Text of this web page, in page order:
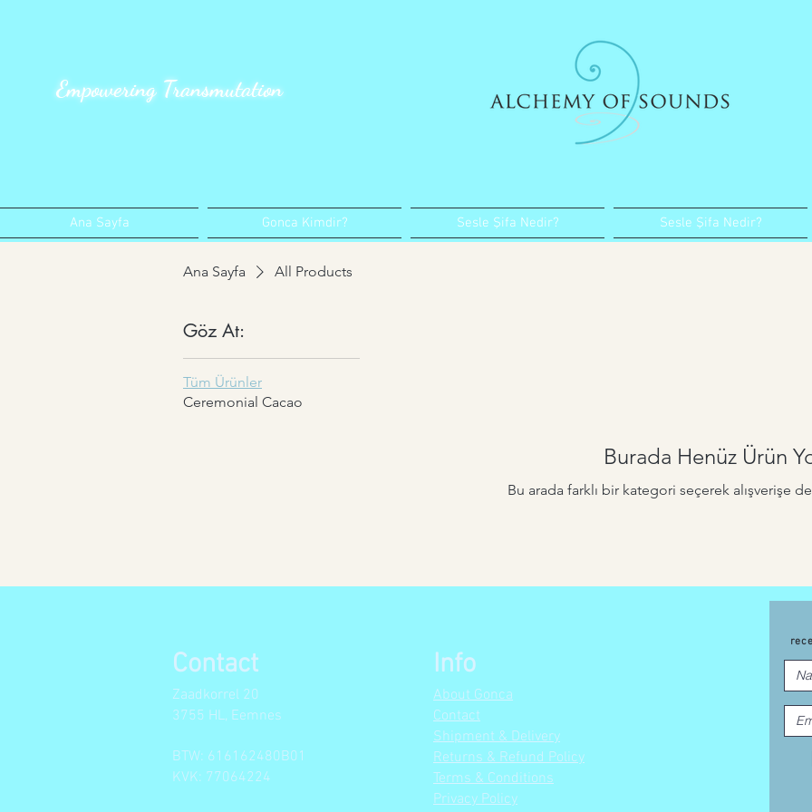
Empowering Transmutation
Ana Sayfa Gonca Kimdir? Sesle Şifa Nedir? Sesle Şifa Nedir?
Ana Sayfa All Products
Göz At:
Tüm Ürünler
Ceremonial Cacao
Burada Henüz Ürün
Bu arada farklı bir kategori seçerek alışverişe
Contact
Zaadkorrel 20
3755 HL, Eemnes
BTW: 616162480B01
KVK: 77064224
Info
About Gonca
Contact
Shipment & Delivery
Returns & Refund Policy
Terms & Conditions
Privacy Policy